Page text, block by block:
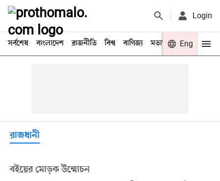
Login
সর্বশেষ বাংলাদেশ রাজনীতি বিশ্ব বাণিজ্য মতামত খেলা
Eng
রাজধানী
বইয়ের মোড়ক উন্মোচন